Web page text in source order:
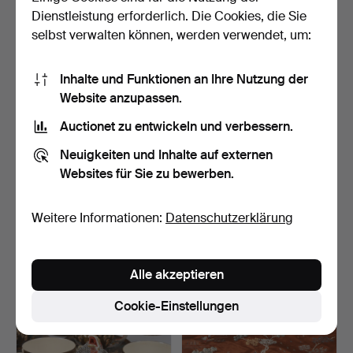
22 USD 37 USD
Ein Set von 53
chinesischem
1 Gebot
KONVOLUT ASIATIKA, 8
Teile, u.a. Keramik &…
1 Gebot
22 USD
Dienstleistung erforderlich. Die Cookies, die Sie
selbst verwalten können, werden verwendet, um:
Inhalte und Funktionen an Ihre Nutzung der
Website anzupassen.
Auctionet zu entwickeln und verbessern.
Neuigkeiten und Inhalte auf externen
Websites für Sie zu bewerben.
Weitere Informationen: Datenschutzerklärung
Cookie-Einstellungen
Alle akzeptieren